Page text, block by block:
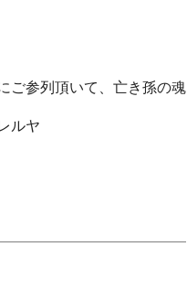
ご参列頂いて、亡き孫の魂
ルヤ